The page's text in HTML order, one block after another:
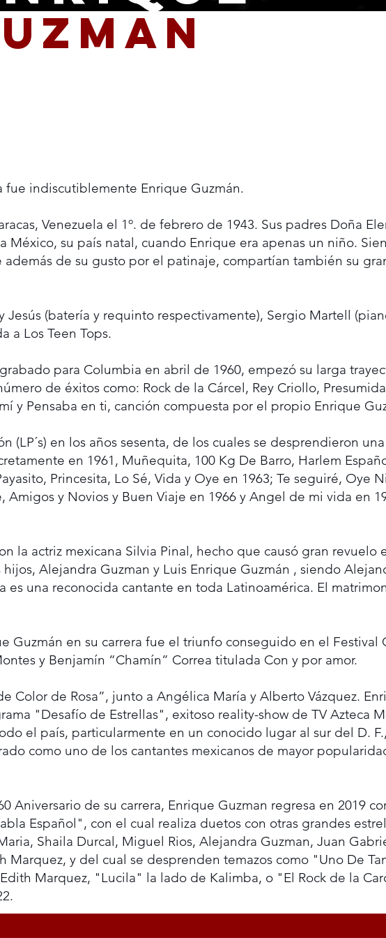
fue indiscutiblemente Enrique Guzmán.
Venezuela el 1º. de febrero de 1943. Sus padres Doña
México, su país natal, cuando Enrique era apenas un niño.
de su gusto por el patinaje, compartían también su
Jesús (batería y requinto respectivamente), Sergio Martell
a Los Teen Tops.
para Columbia en abril de 1960, empezó su larga
de éxitos como: Rock de la Cárcel, Rey Criollo,
y Pensaba en ti, canción compuesta por el propio Enrique
(LP´s) en los años sesenta, de los cuales se desprendieron
en 1961, Muñequita, 100 Kg De Barro, Harlem
Princesita, Lo Sé, Vida y Oye en 1963; Te seguiré, Oye
Amigos y Novios y Buen Viaje en 1966 y Angel de mi vida en
la actriz mexicana Silvia Pinal, hecho que causó gran revuelo
Alejandra Guzman y Luis Enrique Guzmán , siendo
es una reconocida cantante en toda Latinoamérica. El
Guzmán en su carrera fue el triunfo conseguido en el Festival
y Benjamín “Chamín” Correa titulada Con y por amor.
Color de Rosa”, junto a Angélica María y Alberto Vázquez.
"Desafío de Estrellas", exitoso reality-show de TV Azteca
el país, particularmente en un conocido lugar al sur del D.
como uno de los cantantes mexicanos de mayor
de su carrera, Enrique Guzman regresa en 2019
Español", con el cual realiza duetos con otras grandes
Shaila Durcal, Miguel Rios, Alejandra Guzman, Juan
Marquez, y del cual se desprenden temazos como "Uno De
Marquez, "Lucila" la lado de Kalimba, o "El Rock de la